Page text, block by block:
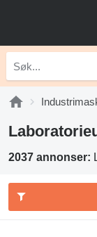
2037 annonser: